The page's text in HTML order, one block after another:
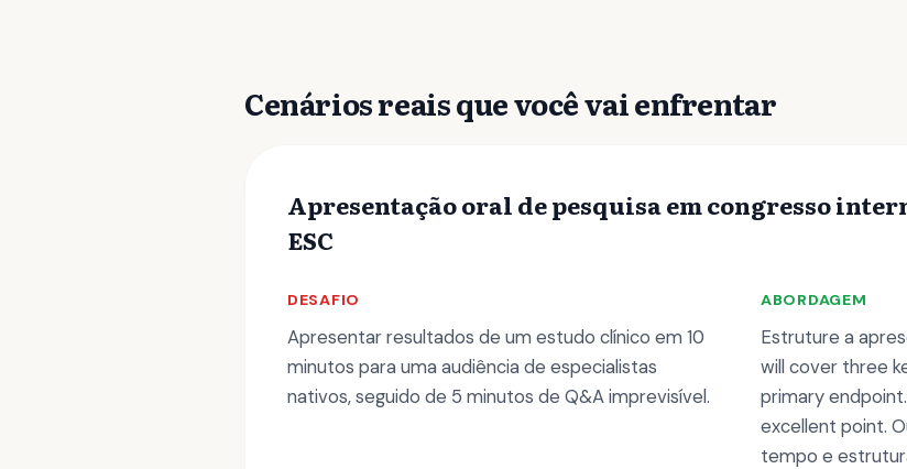
Cenários reais que você vai enfrentar
Apresentação oral de pesquisa em congresso
ESC
DESAFIO
Apresentar resultados de um estudo clínico em 10
minutos para uma audiência de especialistas
nativos, seguido de 5 minutos de Q&A imprevisível.
ABORDAGEM
Estruture a
will cover three
primary
excellent point.
tempo e